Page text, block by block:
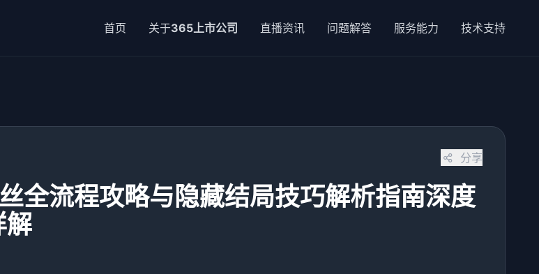
首页 关于365上市公司 直播资讯 问题解答 服务能力 技术支持
分享
全流程攻略与隐藏结局技巧解析指南深度
解